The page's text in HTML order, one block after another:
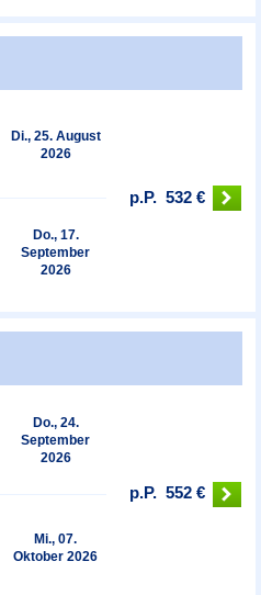
Di., 25. August
2026
Do., 17.
September
2026
p.P. 532 €
Do., 24.
September
2026
Mi., 07.
Oktober 2026
p.P. 552 €